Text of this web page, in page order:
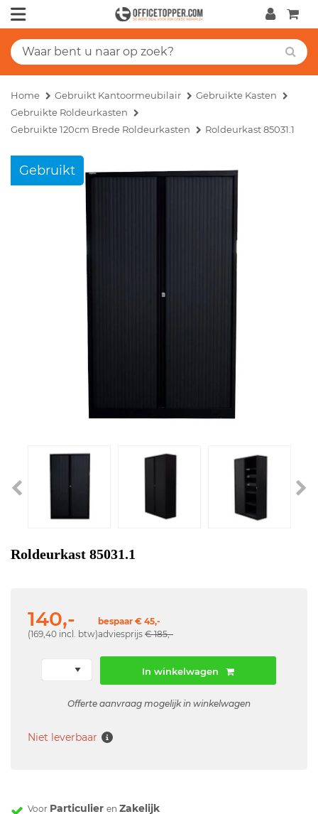
Home Gebruikt Kantoormeubilair
Gebruikte Kasten
Gebruikte Roldeurkasten
Gebruikte 120cm Brede Roldeurkasten
Roldeurkast 85031.1
Gebruikt
Roldeurkast 85031.1
140,-
(169,40 incl. btw)
bespaar € 45,-
adviesprijs € 185,-
In winkelwagen
Offerte aanvraag mogelijk in winkelwagen
Niet leverbaar
Voor Particulier en Zakelijk